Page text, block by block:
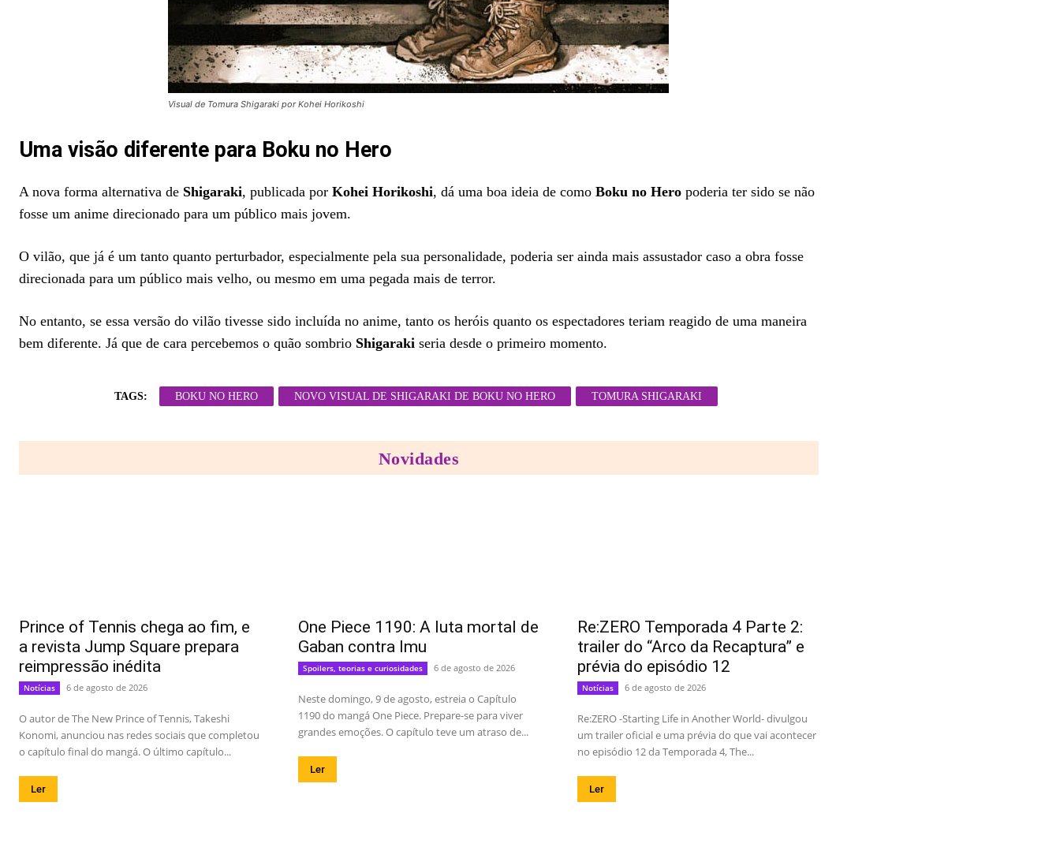
Visual de Tomura Shigaraki por Kohei Horikoshi
Uma visão diferente para Boku no Hero
A nova forma alternativa de Shigaraki, publicada por Kohei Horikoshi, dá uma boa ideia de como Boku no Hero poderia ter sido se não
fosse um anime direcionado para um público mais jovem.
O vilão, que já é um tanto quanto perturbador, especialmente pela sua personalidade, poderia ser ainda mais assustador caso a obra fosse
direcionada para um público mais velho, ou mesmo em uma pegada mais de terror.
No entanto, se essa versão do vilão tivesse sido incluída no anime, tanto os heróis quanto os espectadores teriam reagido de uma maneira
bem diferente. Já que de cara percebemos o quão sombrio Shigaraki seria desde o primeiro momento.
TAGS: BOKU NO HERO NOVO VISUAL DE SHIGARAKI DE BOKU NO HERO TOMURA SHIGARAKI
Novidades
Prince of Tennis chega ao fim, e
a revista Jump Square prepara
reimpressão inédita
Notícias 6 de agosto de 2026
O autor de The New Prince of Tennis, Takeshi
Konomi, anunciou nas redes sociais que completou
o capítulo final do mangá. O último capítulo...
Ler
One Piece 1190: A luta mortal de
Gaban contra Imu
Spoilers, teorias e curiosidades 6 de agosto de 2026
Neste domingo, 9 de agosto, estreia o Capítulo
1190 do mangá One Piece. Prepare-se para viver
grandes emoções. O capítulo teve um atraso de...
Ler
Re:ZERO Temporada 4 Parte 2:
trailer do “Arco da Recaptura” e
prévia do episódio 12
Notícias 6 de agosto de 2026
Re:ZERO -Starting Life in Another World- divulgou
um trailer oficial e uma prévia do que vai acontecer
no episódio 12 da Temporada 4, The...
Ler